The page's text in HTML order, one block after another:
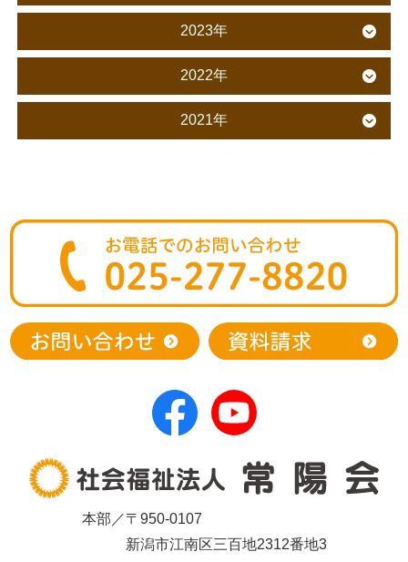
2023年
2022年
2021年
本部／〒950-0107
新潟市江南区三百地2312番地3